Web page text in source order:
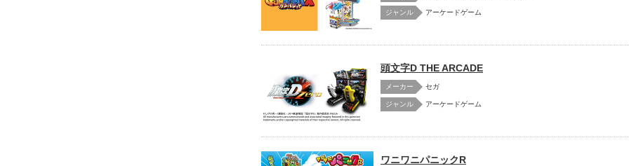
アーケードゲーム
頭文字D THE ARCADE
メーカー セガ
アーケードゲーム
ワニワニパニックR